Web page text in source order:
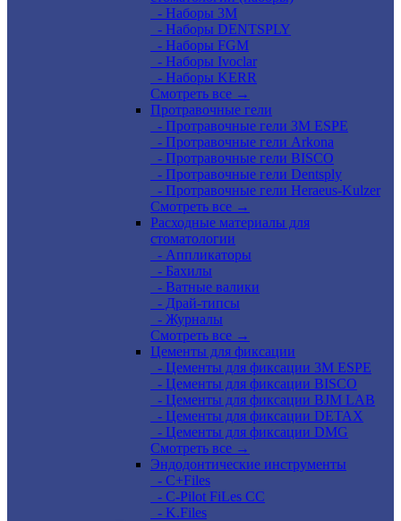
- Наборы 3М
- Наборы DENTSPLY
- Наборы FGM
- Наборы Ivoclar
- Наборы KERR
Смотреть все →
Протравочные гели
- Протравочные гели 3М ESPE
- Протравочные гели Arkona
- Протравочные гели BISCO
- Протравочные гели Dentsply
- Протравочные гели Heraeus-Kulzer
Смотреть все →
Расходные материалы для
стоматологии
- Аппликаторы
- Бахилы
- Ватные валики
- Драй-типсы
- Журналы
Смотреть все →
Цементы для фиксации
- Цементы для фиксации 3M ESPE
- Цементы для фиксации BISCO
- Цементы для фиксации BJM LAB
- Цементы для фиксации DETAX
- Цементы для фиксации DMG
Смотреть все →
Эндодонтические инструменты
- C+Files
- C-Pilot FiLes CC
- K.Files